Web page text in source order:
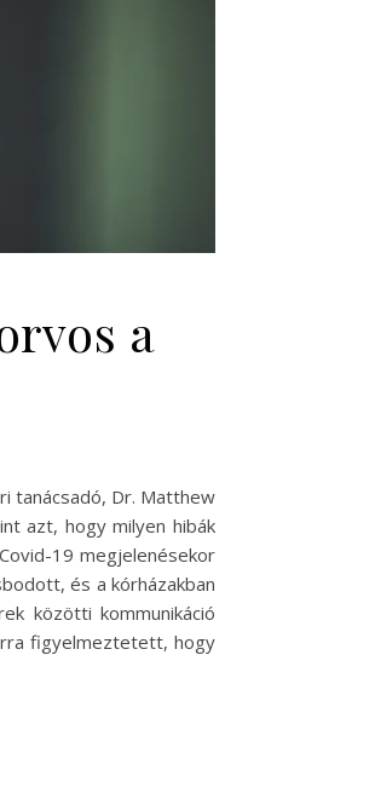
a
tanácsadó, Dr. Matthew
azt, hogy milyen hibák
19 megjelenésekor
és a kórházakban
közötti kommunikáció
figyelmeztetett, hogy